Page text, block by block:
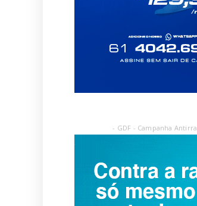
- GDF - Campanha